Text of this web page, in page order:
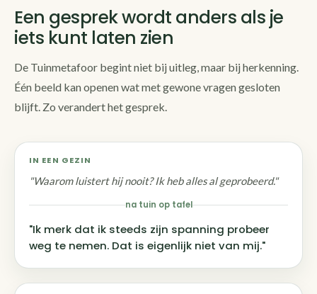
Een gesprek wordt anders als je
iets kunt laten zien
De Tuinmetafoor begint niet bij uitleg, maar bij herkenning.
Één beeld kan openen wat met gewone vragen gesloten
blijft. Zo verandert het gesprek.
IN EEN GEZIN
"Waarom luistert hij nooit? Ik heb alles al geprobeerd."
na tuin op tafel
"Ik merk dat ik steeds zijn spanning probeer
weg te nemen. Dat is eigenlijk niet van mij."